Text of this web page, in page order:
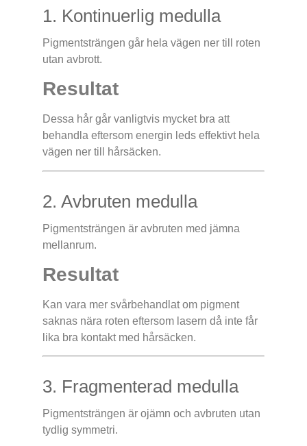
1. Kontinuerlig medulla
Pigmentsträngen går hela vägen ner till roten
utan avbrott.
Resultat
Dessa hår går vanligtvis mycket bra att
behandla eftersom energin leds effektivt hela
vägen ner till hårsäcken.
2. Avbruten medulla
Pigmentsträngen är avbruten med jämna
mellanrum.
Resultat
Kan vara mer svårbehandlat om pigment
saknas nära roten eftersom lasern då inte får
lika bra kontakt med hårsäcken.
3. Fragmenterad medulla
Pigmentsträngen är ojämn och avbruten utan
tydlig symmetri.